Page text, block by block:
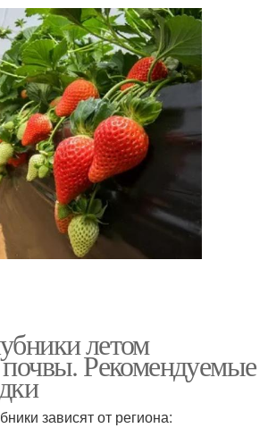
летом
почвы. Рекомендуемые
зависят от региона: